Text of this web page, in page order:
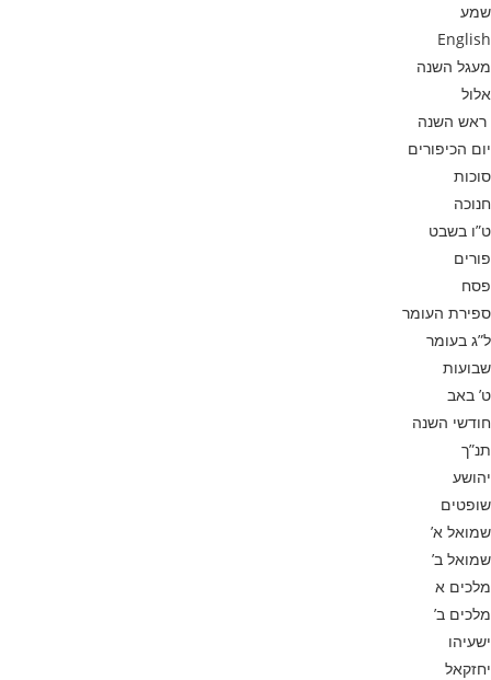
שמע
English
מעגל השנה
אלול
ראש השנה
יום הכיפורים
סוכות
חנוכה
ט”ו בשבט
פורים
פסח
ספירת העומר
ל”ג בעומר
שבועות
ט’ באב
חודשי השנה
תנ”ך
יהושע
שופטים
שמואל א’
שמואל ב’
מלכים א
מלכים ב’
ישעיהו
יחזקאל